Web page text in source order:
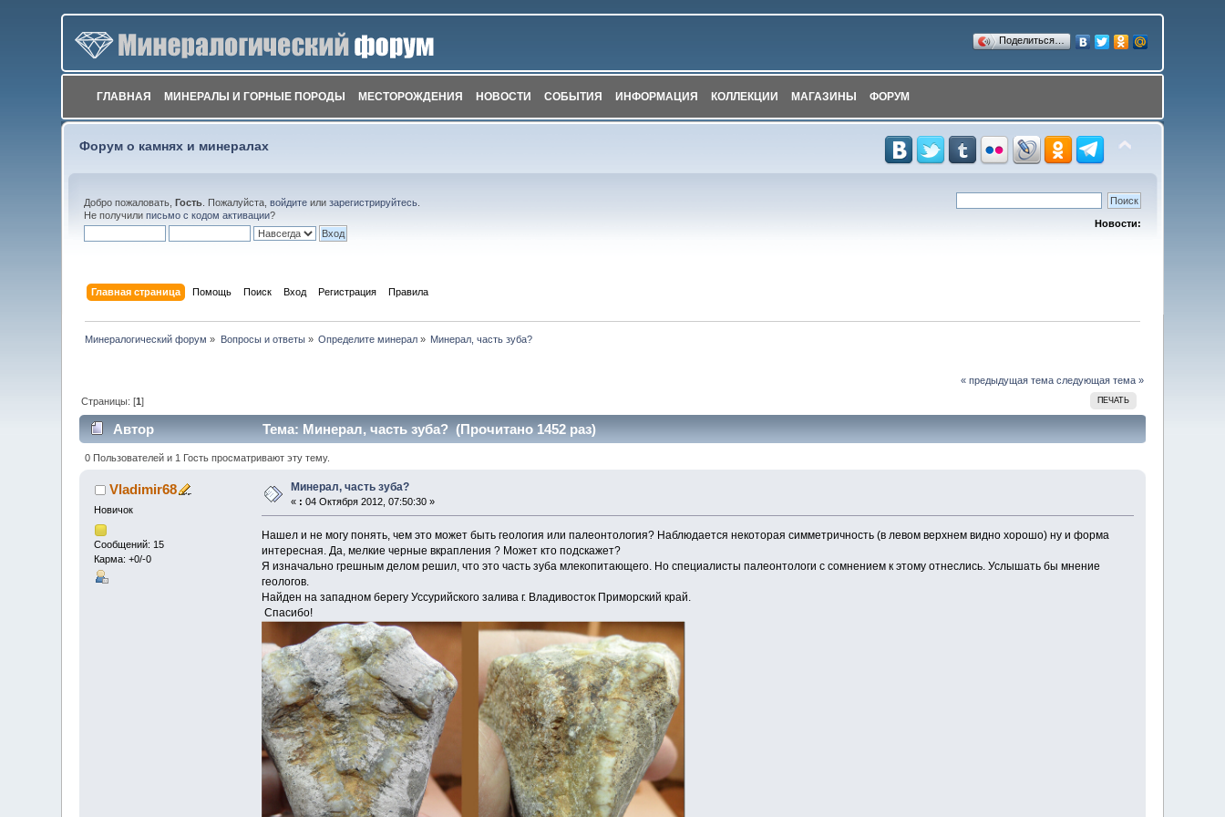
Поделиться…
ГЛАВНАЯ МИНЕРАЛЫ И ГОРНЫЕ ПОРОДЫ МЕСТОРОЖДЕНИЯ НОВОСТИ СОБЫТИЯ ИНФОРМАЦИЯ КОЛЛЕКЦИИ МАГАЗИНЫ ФОРУМ
Форум о камнях и минералах
Добро пожаловать,Гость . Пожалуйста,войдите илизарегистрируйтесь
Не получилиписьмо с кодом активации?
Новости:
Главная страница Помощь Поиск Вход Регистрация Правила
Минералогический форум » Вопросы и ответы» Определите минерал » Минерал, часть зуба?
« предыдущая тема следующая тема »
ПЕЧАТЬ
Страницы: [1]
Автор Тема: Минерал, часть зуба? (Прочитано 1452 раз)
0 Пользователей и 1 Гость просматривают эту тему.
Vladimir68
Новичок
Сообщений: 15
Карма: +0/-0
Минерал, часть зуба?
« : 04 Октября 2012, 07:50:30 »
Нашел и не могу понять, чем это может быть геология или палеонтология? Наблюдается некоторая симметричность (в левом верхнем видно хорошо) ну и форма
интересная. Да, мелкие черные вкрапления ? Может кто подскажет?
Я изначально грешным делом решил, что это часть зуба млекопитающего. Но специалисты палеонтологи с сомнением к этому отнеслись. Услышать бы мнение
геологов.
Найден на западном берегу Уссурийского залива г. Владивосток Приморский край.
Спасибо!